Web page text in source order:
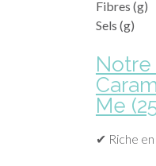
Fibres (g)
Sels (g)
Notre
Me
✔ Riche